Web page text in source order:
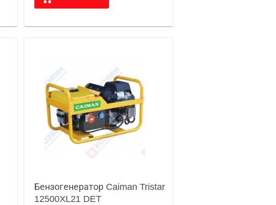
Бензогенератор Caiman Tristar
12500XL21 DET